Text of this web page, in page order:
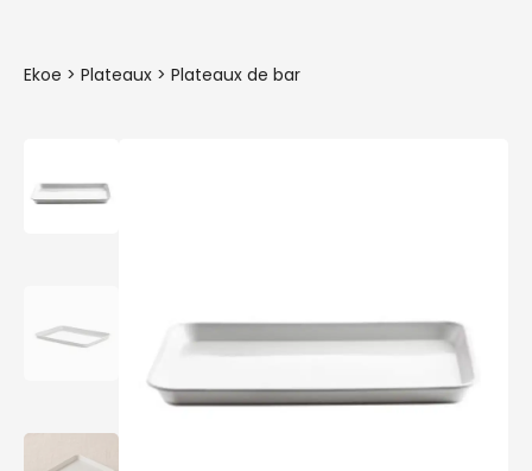
Ekoe > Plateaux > Plateaux de bar